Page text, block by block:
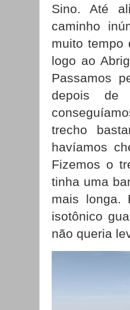
Sino. Até
caminho
muito tempo
logo ao
Passamos
depois de
trecho
havíamos
Fizemos o
tinha uma
mais longa.
isotônico
não queria